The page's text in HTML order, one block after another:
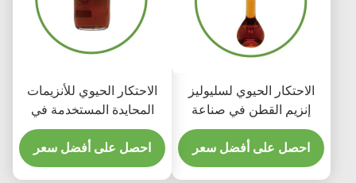
الاحتكار الحيوي لسليوليز
إنزيم القطن في صناعة
المنسوجات ، مما يؤدي إلى
تشويه الغسل الحيوي
احصل على أفضل سعر
الاحتكار الحيوي للأنزيمات
المحايدة المستخدمة في
صناعة النسيج والصبغات
الكيماوية
احصل على أفضل سعر